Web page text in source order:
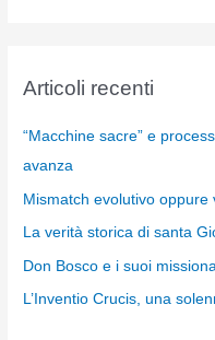
Articoli recenti
“Macchine sacre” e
avanza
Mismatch evolutivo
La verità storica di santa
Don Bosco e i suoi
L’Inventio Crucis, una